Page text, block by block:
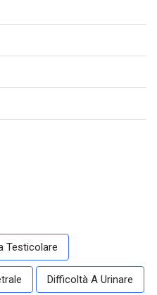
Testicolare
Difficoltà A Urinare